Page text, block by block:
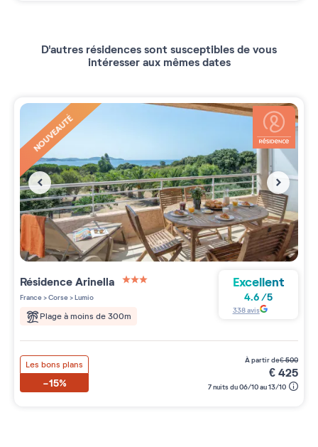
D'autres résidences sont susceptibles de vous
intéresser aux mêmes dates
NOUVEAUTÉ
RésidenceArinella
France>Corse>Lumio
Plage à moins de 300m
Excellent
4.6/5
338avis
Les bons plans
-15%
à partir de€500
€425
7 nuits du 06/10 au 13/10